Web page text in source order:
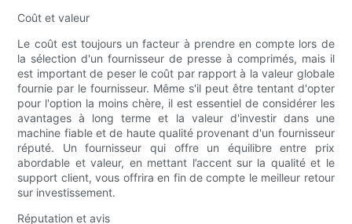
Coût et valeur
Le coût est toujours un facteur à prendre en compte lors de
la sélection d'un fournisseur de presse à comprimés, mais il
est important de peser le coût par rapport à la valeur globale
fournie par le fournisseur. Même s'il peut être tentant d'opter
pour l'option la moins chère, il est essentiel de considérer les
avantages à long terme et la valeur d'investir dans une
machine fiable et de haute qualité provenant d'un fournisseur
réputé. Un fournisseur qui offre un équilibre entre prix
abordable et valeur, en mettant l’accent sur la qualité et le
support client, vous offrira en fin de compte le meilleur retour
sur investissement.
Réputation et avis